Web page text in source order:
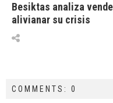
Besiktas analiza
alivianar su crisis
COMMENTS: 0